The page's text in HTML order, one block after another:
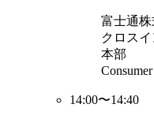
富士通
クロス
本部
14:00〜14:40